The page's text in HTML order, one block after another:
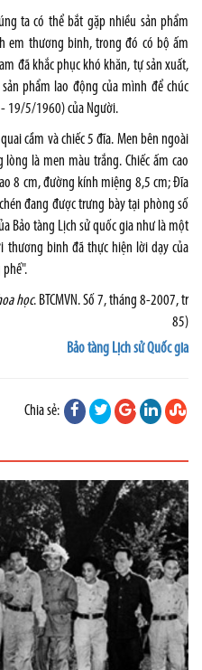
ta có thể bắt gặp nhiều sản phẩm
em thương binh, trong đó có bộ ấm
đã khắc phục khó khăn, tự sản xuất,
phẩm lao động của mình để chúc
19/5/1960) của Người.
cầm và chiếc 5 đĩa. Men bên ngoài
là men màu trắng. Chiếc ấm cao
8 cm, đường kính miệng 8,5 cm; Đĩa
đang được trưng bày tại phòng số
Bảo tàng Lịch sử quốc gia như là một
thương binh đã thực hiện lời dạy của
học. BTCMVN. Số 7, tháng 8-2007, tr
85)
Bảo tàng Lịch sử Quốc gia
Chia sẻ: